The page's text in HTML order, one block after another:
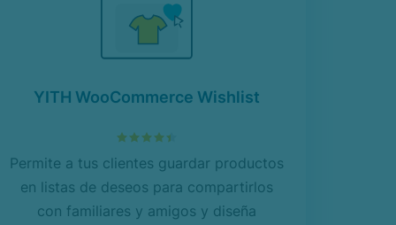
YITH WooCommerce Wishlist
Permite a tus clientes guardar productos
en listas de deseos para compartirlos
con familiares y amigos y diseña